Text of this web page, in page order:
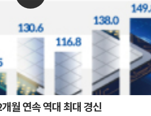
월 연속 역대 최대 경신